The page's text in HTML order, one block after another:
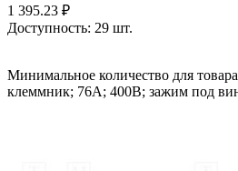
1 395.23 ₽
Доступность: 29 шт.
Минимальное количество для
клеммник; 76А; 400В; зажим под